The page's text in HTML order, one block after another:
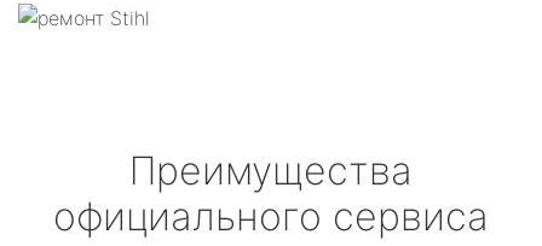
Преимущества
официального сервиса